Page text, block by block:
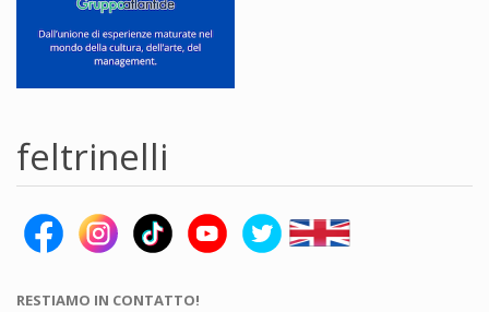
feltrinelli
RESTIAMO IN CONTATTO!